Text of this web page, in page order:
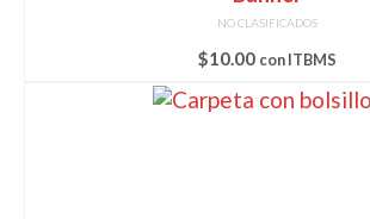
NO CLASIFICADOS
$10.00 con ITBMS